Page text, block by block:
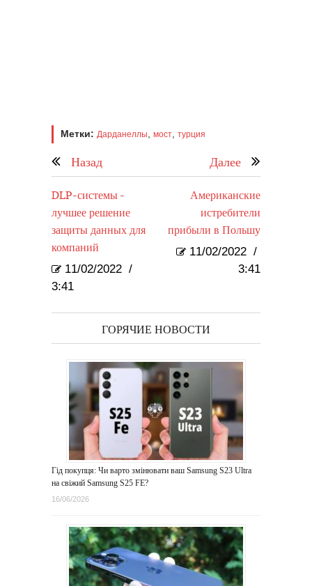
Метки: Дарданеллы мост турция
Назад Далее
DLP-системы -
лучшее решение
защиты данных для
компаний
11/02/2022 /
3:41
Американские
истребители
прибыли в Польшу
11/02/2022 /
3:41
ГОРЯЧИЕ НОВОСТИ
Гід покупця: Чи варто змінювати ваш Samsung S23 Ultra
на свіжий Samsung S25 FE?
16/06/2026